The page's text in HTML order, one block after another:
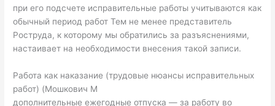
при его подсчете исправительные работы учитываются как
обычный период работ Тем не менее представитель
Роструда, к которому мы обратились за разъяснениями,
настаивает на необходимости внесения такой записи.
Работа как наказание (трудовые нюансы исправительных
работ) (Мошкович М
дополнительные ежегодные отпуска — за работу во